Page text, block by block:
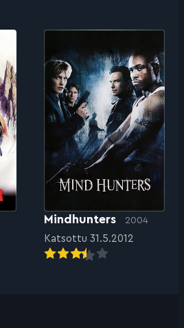
Mindhunters 2004
Katsottu 31.5.2012